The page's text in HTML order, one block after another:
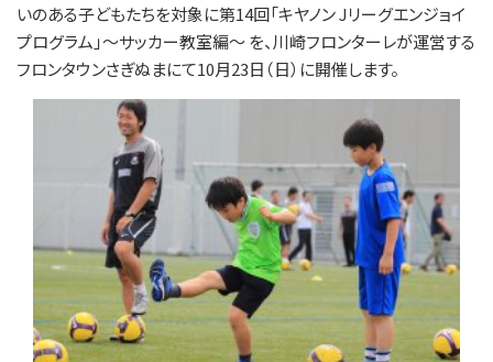
いのある子どもたちを対象に第14回「キヤノン Jリーグエンジョイ
プログラム」～サッカー教室編～ を、川崎フロンターレが運営する
フロンタウンさぎぬまにて10月23日（日）に開催します。